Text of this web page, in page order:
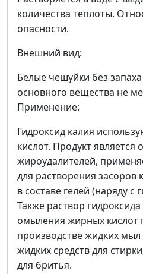
количества теплоты.
опасности.
Внешний вид:
Белые чешуйки без
основного вещества не
Применение:
Гидроксид калия
кислот. Продукт
жироудалителей,
для растворения засоров
в составе гелей (наряду с
Также раствор
омыления жирных кислот
производстве жидких
жидких средств для
для бритья.